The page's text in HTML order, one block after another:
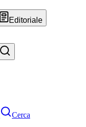
Editoriale
Cerca